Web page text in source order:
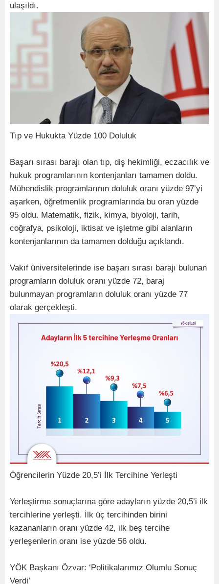
ulaşıldı.
Tıp ve Hukukta Yüzde 100 Doluluk
Başarı sırası barajı olan tıp, diş hekimliği, eczacılık ve
hukuk programlarının kontenjanları tamamen doldu.
Mühendislik programlarının doluluk oranı yüzde 97’yi
aşarken, öğretmenlik programlarında bu oran yüzde
95 oldu. Matematik, fizik, kimya, biyoloji, tarih,
coğrafya, psikoloji, iktisat ve işletme gibi alanların
kontenjanlarının da tamamen dolduğu açıklandı.
Vakıf üniversitelerinde ise başarı sırası barajı bulunan
programların doluluk oranı yüzde 72, baraj
bulunmayan programların doluluk oranı yüzde 77
olarak gerçekleşti.
Öğrencilerin Yüzde 20,5’i İlk Tercihine Yerleşti
Yerleştirme sonuçlarına göre adayların yüzde 20,5’i ilk
tercihlerine yerleşti. İlk üç tercihinden birini
kazananların oranı yüzde 42, ilk beş tercihe
yerleşenlerin oranı ise yüzde 56 oldu.
YÖK Başkanı Özvar: ‘Politikalarımız Olumlu Sonuç
Verdi’